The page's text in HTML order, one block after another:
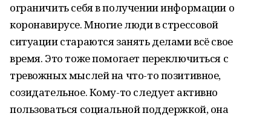
ограничить себя в получении информации о
коронавирусе. Многие люди в стрессовой
ситуации стараются занять делами всё свое
время. Это тоже помогает переключиться с
тревожных мыслей на что-то позитивное,
созидательное. Кому-то следует активно
пользоваться социальной поддержкой, она